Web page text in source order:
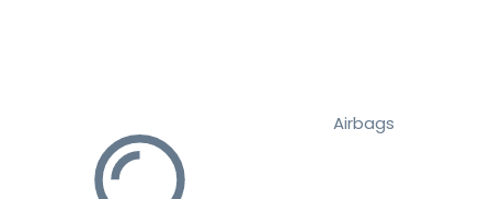
Airbags